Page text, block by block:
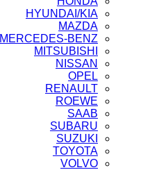
HYUNDAI/KIA
MAZDA
MERCEDES-BENZ
MITSUBISHI
NISSAN
OPEL
RENAULT
ROEWE
SAAB
SUBARU
SUZUKI
TOYOTA
VOLVO